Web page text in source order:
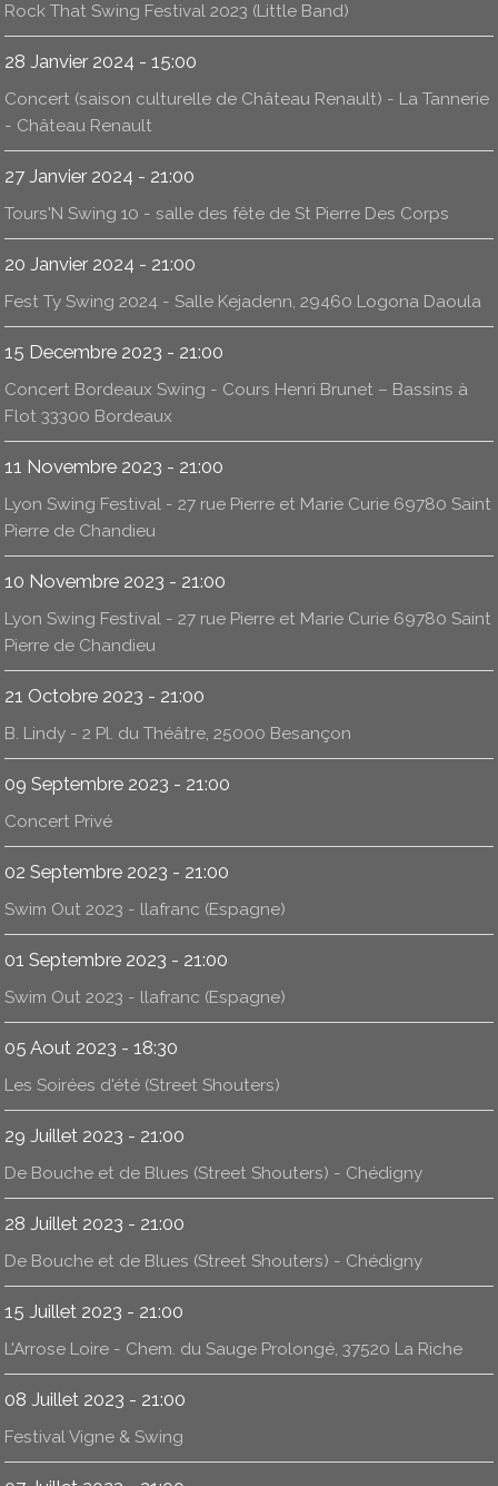
Rock That Swing Festival 2023 (Little Band)
28 Janvier 2024 - 15:00
Concert (saison culturelle de Château Renault) - La Tannerie
- Château Renault
27 Janvier 2024 - 21:00
Tours'N Swing 10 - salle des fête de St Pierre Des Corps
20 Janvier 2024 - 21:00
Fest Ty Swing 2024 - Salle Kejadenn, 29460 Logona Daoula
15 Decembre 2023 - 21:00
Concert Bordeaux Swing - Cours Henri Brunet – Bassins à
Flot 33300 Bordeaux
11 Novembre 2023 - 21:00
Lyon Swing Festival - 27 rue Pierre et Marie Curie 69780 Saint
Pierre de Chandieu
10 Novembre 2023 - 21:00
Lyon Swing Festival - 27 rue Pierre et Marie Curie 69780 Saint
Pierre de Chandieu
21 Octobre 2023 - 21:00
B. Lindy - 2 Pl. du Théâtre, 25000 Besançon
09 Septembre 2023 - 21:00
Concert Privé
02 Septembre 2023 - 21:00
Swim Out 2023 - llafranc (Espagne)
01 Septembre 2023 - 21:00
Swim Out 2023 - llafranc (Espagne)
05 Aout 2023 - 18:30
Les Soirées d'été (Street Shouters)
29 Juillet 2023 - 21:00
De Bouche et de Blues (Street Shouters) - Chédigny
28 Juillet 2023 - 21:00
De Bouche et de Blues (Street Shouters) - Chédigny
15 Juillet 2023 - 21:00
L'Arrose Loire - Chem. du Sauge Prolongé, 37520 La Riche
08 Juillet 2023 - 21:00
Festival Vigne & Swing